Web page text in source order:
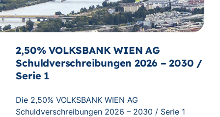
2,50% VOLKSBANK WIEN AG
Schuldverschreibungen 2026 – 2030 /
Serie 1
Die 2,50% VOLKSBANK WIEN AG
Schuldverschreibungen 2026 – 2030 / Serie 1